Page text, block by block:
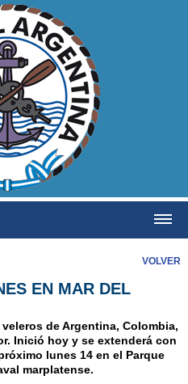
VOLVER
EN MAR DEL
de Argentina, Colombia,
Inició hoy y se extenderá con
lunes 14 en el Parque
marplatense.